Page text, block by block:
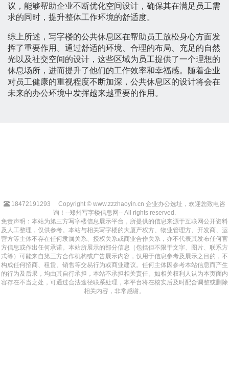
议，能够帮助企业不断优化空间设计，确保其在满足员工需
求的同时，提升整体工作环境的舒适度。
综上所述，写字楼的公共休息区在帮助员工放松身心方面发
挥了重要作用。通过舒适的环境、合理的布局、充足的自然
光以及社交空间的设计，这些区域为员工提供了一个理想的
休息场所，进而提升了他们的工作效率和幸福感。随着企业
对员工健康的重视程度不断加深，公共休息区的设计将会在
未来的办公环境中发挥越来越重要的作用。
18472191293
Copyright © www.zzzhaoyin.cn 企业办公选址，欢迎您致电咨
询！--郑州写字楼信息网-- All rights reserved.
免责声明：本站为第三方写字楼信息展示平台，所提供的信息来源于互联网公开资料
及人工整理，仅供参考。本站与相关写字楼的大厦产权方、物业管理方、开发商、运
营方等主体不存在任何隶属关系、授权关系或商业合作关系，亦不代表其发布任何官
方信息或作出任何承诺。本站所展示的部分信息（包括但不限于文字、图片、联系方
式等）可能来自第三方合作机构或广告展示内容，仅用于信息参考及展示之目的，不
构成任何招商、租赁、销售等交易行为或商业建议。任何主体因参考本站信息而产生
的行为及后果，均由其自行承担，本站不承担相关责任。如相关权利人认为本页面内
容存在不当之处，可通过合法途径联系处理，本平台将在核实后及时配合调整或删除
相关内容，非常感谢。